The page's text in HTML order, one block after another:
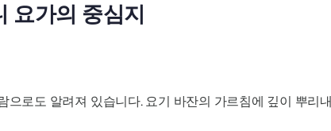
요가의 중심지
로도 알려져 있습니다. 요기 바잔의 가르침에 깊이 뿌리